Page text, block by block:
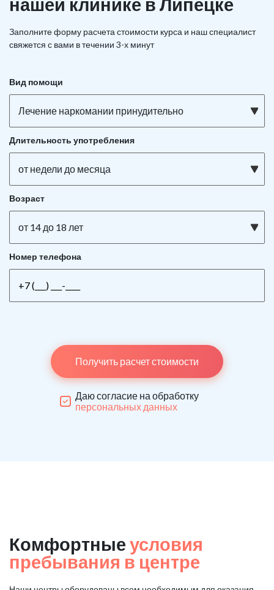
Заполните форму расчета стоимости курса и наш специалист
свяжется с вами в течении 3-х минут
Вид помощи
Лечение наркомании принудительно
Длительность употребления
от недели до месяца
Возраст
от 14 до 18 лет
Номер телефона
Получить расчет стоимости
Даю согласие на обработку
персональных данных
Комфортные условия
пребывания в центре